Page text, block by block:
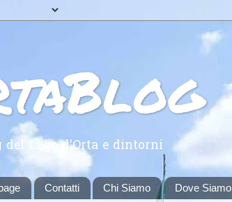
del Lago d'Orta e dintorni
Contatti Chi Siamo Dove Siamo